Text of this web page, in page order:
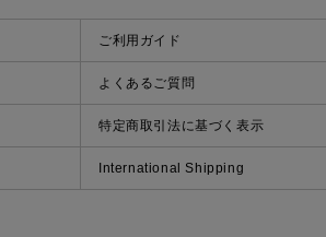
ご利用ガイド
よくあるご質問
特定商取引法に基づく表示
International Shipping